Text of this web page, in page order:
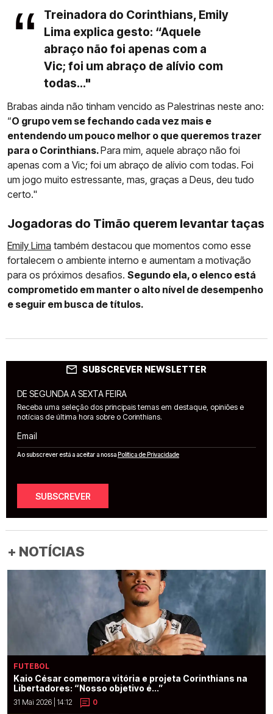
Treinadora do Corinthians, Emily
Lima explica gesto: “Aquele
abraço não foi apenas com a
Vic; foi um abraço de alívio com
todas..."
Brabas ainda não tinham vencido as Palestrinas neste ano:
“O grupo vem se fechando cada vez mais e
entendendo um pouco melhor o que queremos trazer
para o Corinthians.Para mim, aquele abraço não foi
apenas com a Vic; foi um abraço de alívio com todas. Foi
um jogo muito estressante, mas, graças a Deus, deu tudo
certo."
Jogadoras do Timão querem levantar taças
Emily Lima também destacou que momentos como esse
fortalecem o ambiente interno e aumentam a motivação
para os próximos desafios. Segundo ela, o elenco está
comprometido em manter o alto nível de desempenho
e seguir em busca de títulos.
SUBSCREVER NEWSLETTER
DE SEGUNDA A SEXTA FEIRA
Receba uma seleção dos principais temas em destaque, opiniões e
notícias de última hora sobre o Corinthians.
Email
Ao subscrever está a aceitar a nossa Política de Privacidade
SUBSCREVER
+ NOTÍCIAS
FUTEBOL
Kaio César comemora vitória e projeta Corinthians na
Libertadores: “Nosso objetivo é...”
31 Mai 2026 | 14:12 0